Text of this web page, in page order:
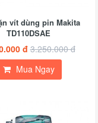
vít dùng pin Makita
TD110DSAE
đ 3.250.000 đ
Mua Ngay